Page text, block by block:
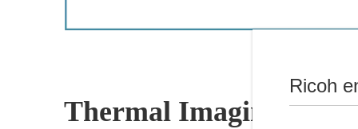
Ricoh
Thermal Imaging de